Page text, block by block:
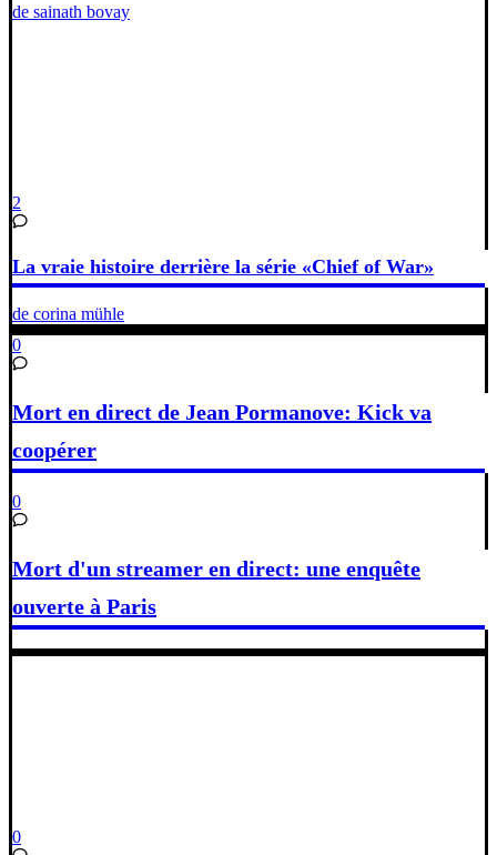
de sainath bovay
2
La vraie histoire derrière la série «Chief of War»
de corina mühle
0
Mort en direct de Jean Pormanove: Kick va
coopérer
0
Mort d'un streamer en direct: une enquête
ouverte à Paris
0